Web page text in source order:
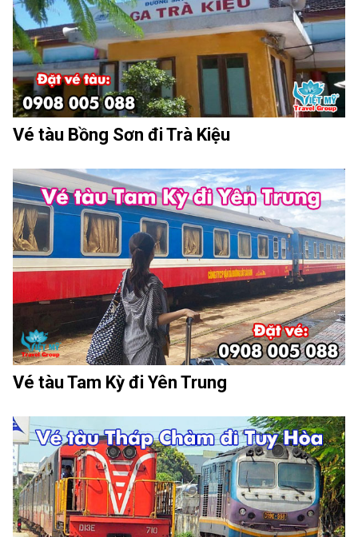
Vé tàu Bồng Sơn đi Trà Kiệu
Vé tàu Tam Kỳ đi Yên Trung